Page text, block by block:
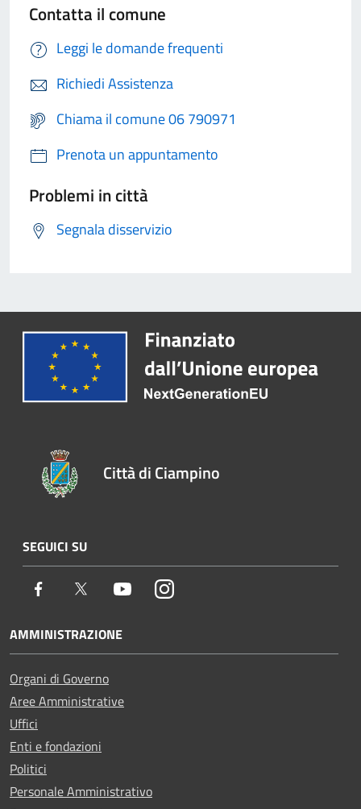
Contatta il comune
Leggi le domande frequenti
Richiedi Assistenza
Chiama il comune 06 790971
Prenota un appuntamento
Problemi in città
Segnala disservizio
Città di Ciampino
SEGUICI SU
Facebook Twitter YoutubeInstagram
AMMINISTRAZIONE
Organi di Governo
Aree Amministrative
Uffici
Enti e fondazioni
Politici
Personale Amministrativo